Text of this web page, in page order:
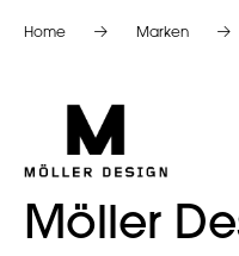
Home Marken
Möller